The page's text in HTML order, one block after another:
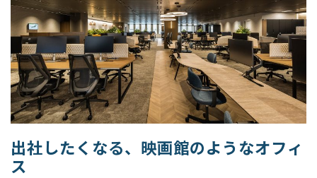
出社したくなる、映画館のようなオフィ
ス​